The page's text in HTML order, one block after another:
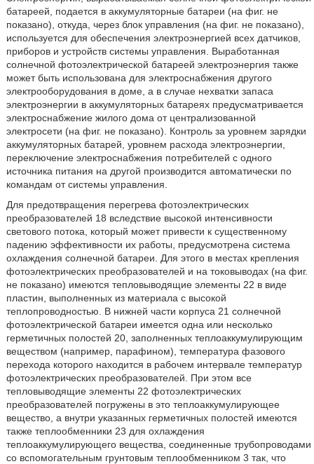
батареей, подается в аккумуляторные батареи (на фиг. не
показано), откуда, через блок управления (на фиг. не показано),
используется для обеспечения электроэнергией всех датчиков,
приборов и устройств системы управления. Выработанная
солнечной фотоэлектрической батареей электроэнергия также
может быть использована для электроснабжения другого
электрооборудования в доме, а в случае нехватки запаса
электроэнергии в аккумуляторных батареях предусматривается
электроснабжение жилого дома от централизованной
электросети (на фиг. не показано). Контроль за уровнем зарядки
аккумуляторных батарей, уровнем расхода электроэнергии,
переключение электроснабжения потребителей с одного
источника питания на другой производится автоматически по
командам от системы управления.
Для предотвращения перегрева фотоэлектрических
преобразователей 18 вследствие высокой интенсивности
светового потока, который может привести к существенному
падению эффективности их работы, предусмотрена система
охлаждения солнечной батареи. Для этого в местах крепления
фотоэлектрических преобразователей и на токовыводах (на фиг.
не показано) имеются тепловыводящие элементы 22 в виде
пластин, выполненных из материала с высокой
теплопроводностью. В нижней части корпуса 21 солнечной
фотоэлектрической батареи имеется одна или несколько
герметичных полостей 20, заполненных теплоаккумулирующим
веществом (например, парафином), температура фазового
перехода которого находится в рабочем интервале температур
фотоэлектрических преобразователей. При этом все
тепловыводящие элементы 22 фотоэлектрических
преобразователей погружены в это теплоаккумулирующее
вещество, а внутри указанных герметичных полостей имеются
также теплообменники 23 для охлаждения
теплоаккумулирующего вещества, соединенные трубопроводами
со вспомогательным грунтовым теплообменником 3 так, что